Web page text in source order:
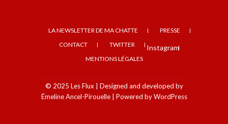
LA NEWSLETTER DE MA CHATTE
PRESSE
CONTACT
TWITTER Instagram
MENTIONS LÉGALES
© 2025 Les Flux| Designed and developed by
Émeline Ancel-Pirouelle| Powered byWordPress